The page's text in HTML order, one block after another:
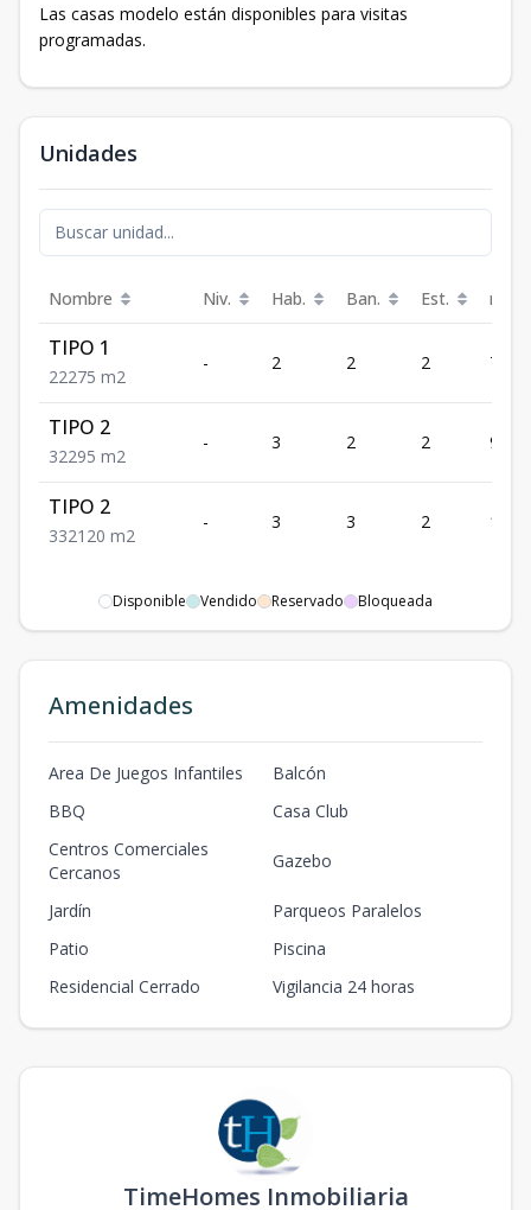
Las casas modelo están disponibles para visitas
programadas.
Unidades
Nombre Niv. Hab. Ban. Est. m²
TIPO 1
22275 m2
- 2 2 2 75
TIPO 2
32295 m2
- 3 2 2 95
TIPO 2
332120 m2
- 3 3 2 120
Disponible Vendido Reservado Bloqueada
Amenidades
Area De Juegos Infantiles
Balcón
BBQ
Casa Club
Centros Comerciales
Cercanos
Gazebo
Jardín
Parqueos Paralelos
Patio
Piscina
Residencial Cerrado
Vigilancia 24 horas
TimeHomes Inmobiliaria